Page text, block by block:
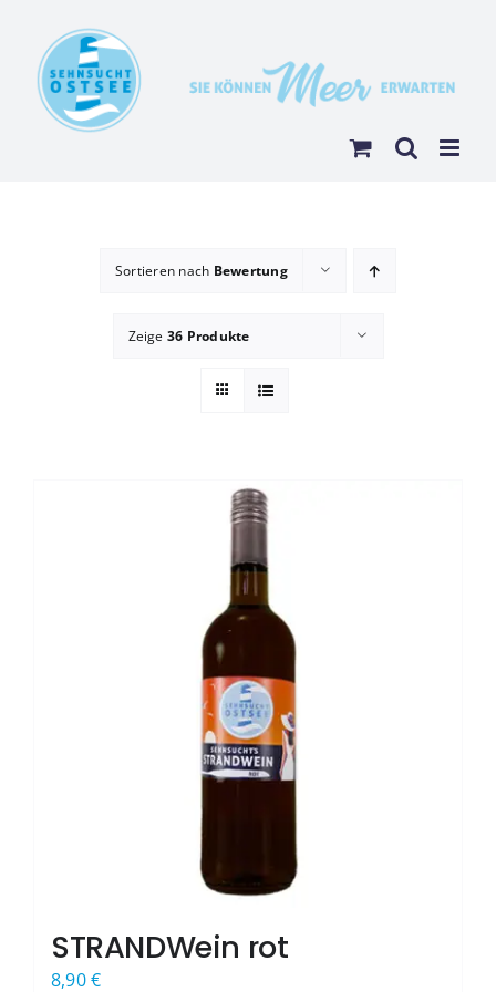
Inhalt
springen
Sortieren nach Bewertung
Zeige 36 Produkte
STRANDWein rot
8,90€